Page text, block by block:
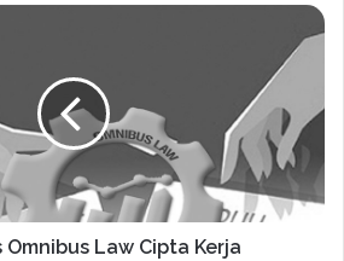
Omnibus Law Cipta Kerja